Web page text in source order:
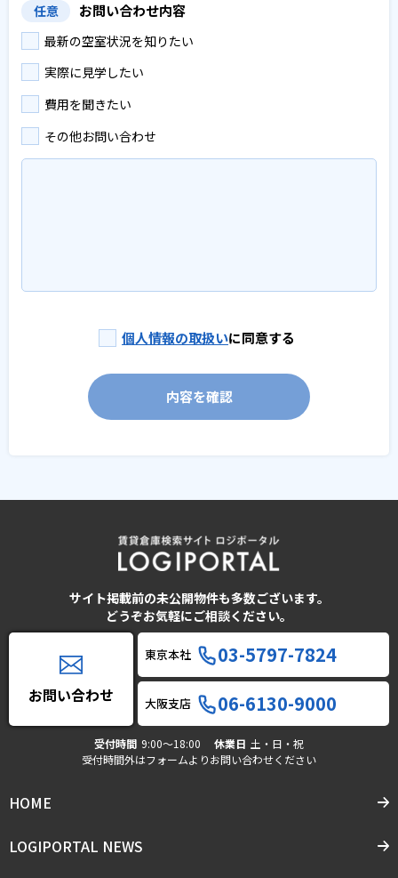
任意 お問い合わせ内容
最新の空室状況を知りたい
実際に見学したい
費用を聞きたい
その他お問い合わせ
個人情報の取扱いに同意する
内容を確認
サイト掲載前の未公開物件も多数ございます。
どうぞお気軽にご相談ください。
お問い合わせ
東京本社 03-5797-7824
大阪支店 06-6130-9000
受付時間 9:00〜18:00 休業日 土・日・祝
受付時間外はフォームよりお問い合わせください
HOME
LOGIPORTAL NEWS